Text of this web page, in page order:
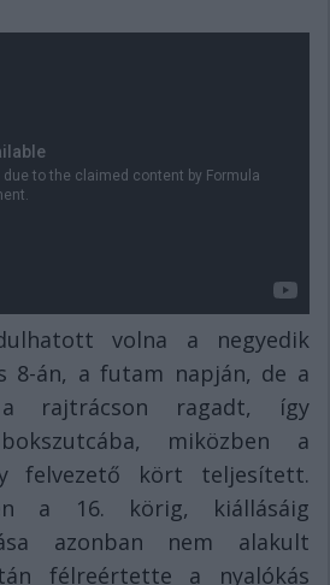
volna a negyedik
8-án, a futam napján, de a
rajtrácson ragadt, így
miközben a
felvezető kört teljesített.
a 16. körig, kiállásáig
azonban nem alakult
félreértette a nyalókás